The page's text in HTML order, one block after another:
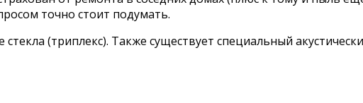
точно стоит подумать.
(триплекс). Также существует специальный